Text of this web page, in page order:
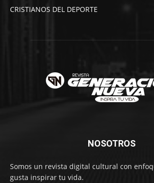
CRISTIANOS DEL DEPORTE
NOSOTROS
Somos un revista digital cultural con
gusta inspirar tu vida.